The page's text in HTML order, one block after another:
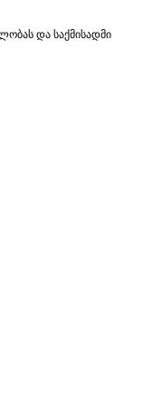
და საქმისადმი